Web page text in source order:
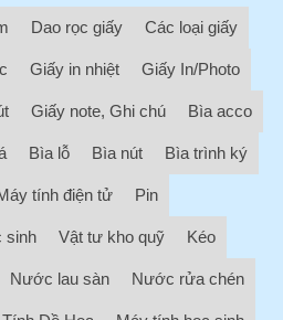
Dao rọc giấy Các loại giấy
Giấy in nhiệt Giấy In/Photo
Giấy note, Ghi chú Bìa acco
Bìa lỗ Bìa nút Bìa trình ký
tính điện tử Pin
sinh Vật tư kho quỹ Kéo
Nước lau sàn Nước rửa chén